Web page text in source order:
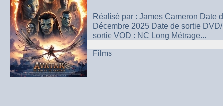
Réalisé par : James Cameron Date
Décembre 2025 Date de sortie
sortie VOD : NC Long Métrage...
Films